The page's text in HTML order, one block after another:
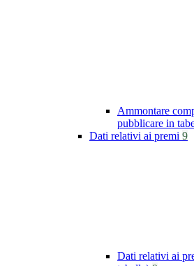
Ammontare
pubblicare in
Dati relativi ai premi 9
Dati relativi ai